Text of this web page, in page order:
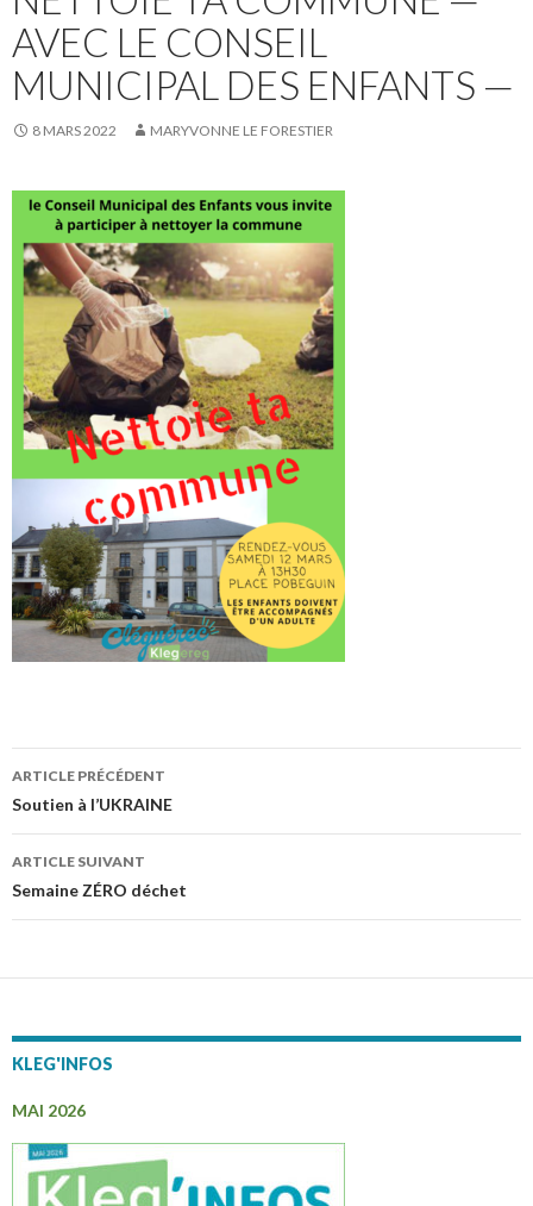
AVEC LE CONSEIL
MUNICIPAL DES ENFANTS —
8 MARS 2022 MARYVONNE LE FORESTIER
Navigation
des
articles
ARTICLE PRÉCÉDENT
Soutien à l’UKRAINE
ARTICLE SUIVANT
Semaine ZÉRO déchet
KLEG'INFOS
MAI 2026